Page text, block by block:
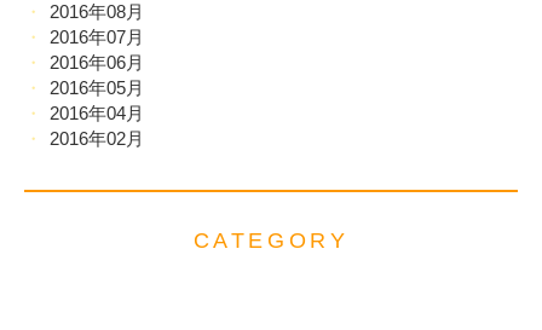
2016年08月
2016年07月
2016年06月
2016年05月
2016年04月
2016年02月
CATEGORY